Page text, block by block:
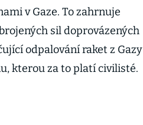
v Gaze. To zahrnuje
sil doprovázených
odpalování raket z Gazy
kterou za to platí civilisté.